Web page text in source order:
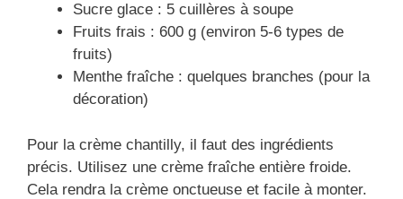
Sucre glace : 5 cuillères à soupe
Fruits frais : 600 g (environ 5-6 types de
fruits)
Menthe fraîche : quelques branches (pour la
décoration)
Pour la crème chantilly, il faut des ingrédients
précis. Utilisez une crème fraîche entière froide.
Cela rendra la crème onctueuse et facile à monter.